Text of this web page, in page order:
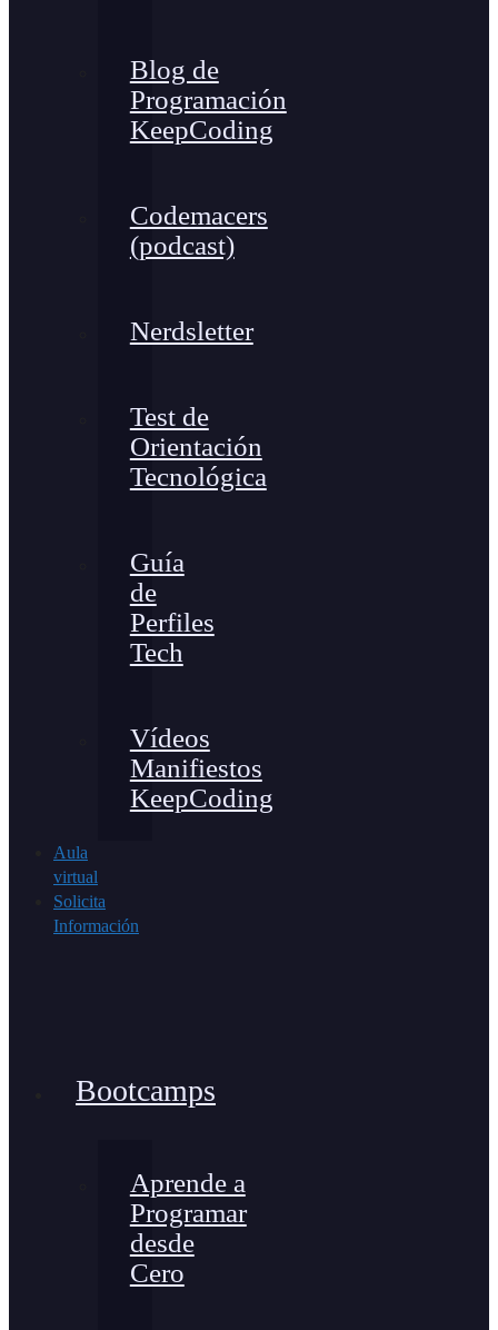
Blog de
Programación
KeepCoding
Codemacers
(podcast)
Nerdsletter
Test de
Orientación
Tecnológica
Guía
de
Perfiles
Tech
Vídeos
Manifiestos
KeepCoding
Aula
virtual
Solicita
Información
Bootcamps
Aprende a
Programar
desde
Cero